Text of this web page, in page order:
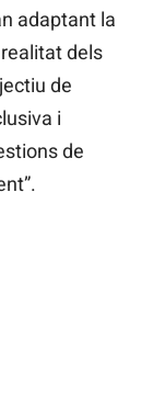
adaptant la
dels
de
i
de